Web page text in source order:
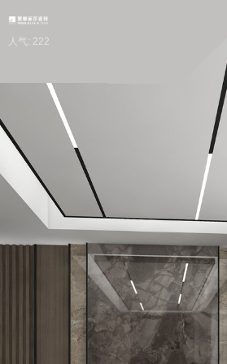
人气: 222